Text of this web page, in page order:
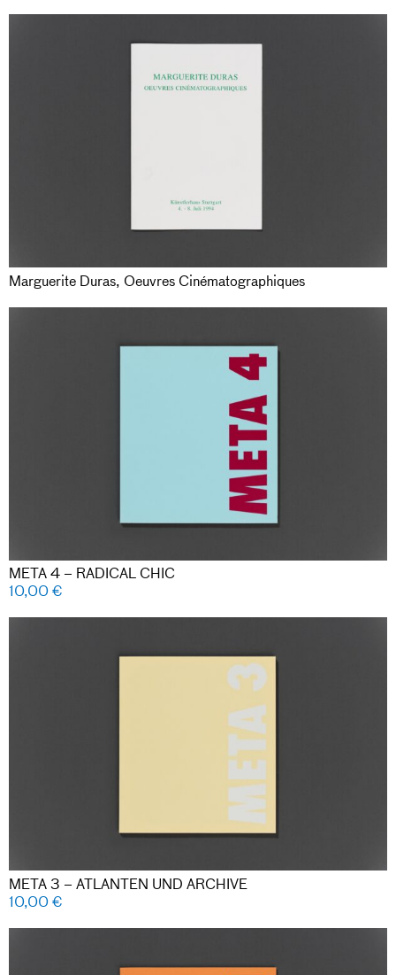
Marguerite Duras, Oeuvres Cinématographiques
META 4 – RADICAL CHIC
10,00€
META 3 – ATLANTEN UND ARCHIVE
10,00€